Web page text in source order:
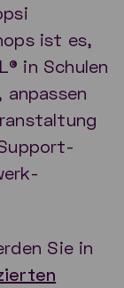
ist es,
in Schulen
Sie in